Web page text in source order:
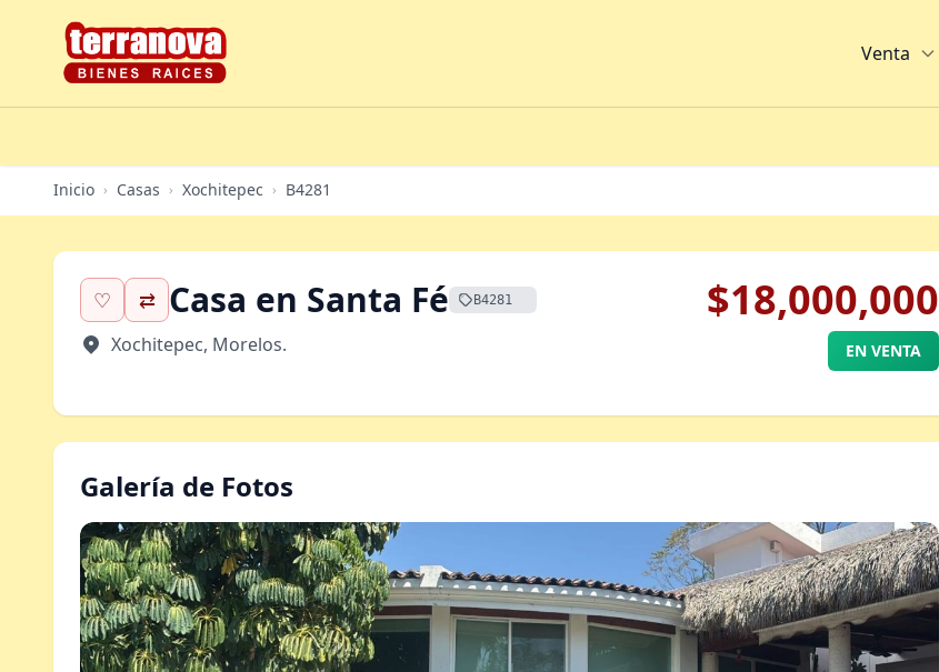
Venta
Inicio › Casas › Xochitepec › B4281
♡ ⇄ Casa en Santa Fé B4281
Xochitepec, Morelos.
$18,000,000
EN VENTA
Galería de Fotos